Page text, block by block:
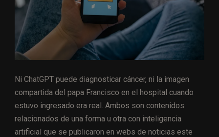
Ni ChatGPT puede diagnosticar cáncer, ni la imagen
compartida del papa Francisco en el hospital cuando
estuvo ingresado era real. Ambos son contenidos
relacionados de una forma u otra con inteligencia
artificial que se publicaron en webs de noticias este